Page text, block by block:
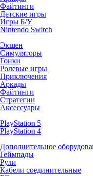
Файтинги
Детские игры
Игры Б/У
Nintendo Switch
Экшен
Симуляторы
Гонки
Ролевые игры
Приключения
Аркады
Файтинги
Стратегии
Аксессуары
PlayStation 5
PlayStation 4
Дополнительное
Геймпады
Рули
Кабели соединительные